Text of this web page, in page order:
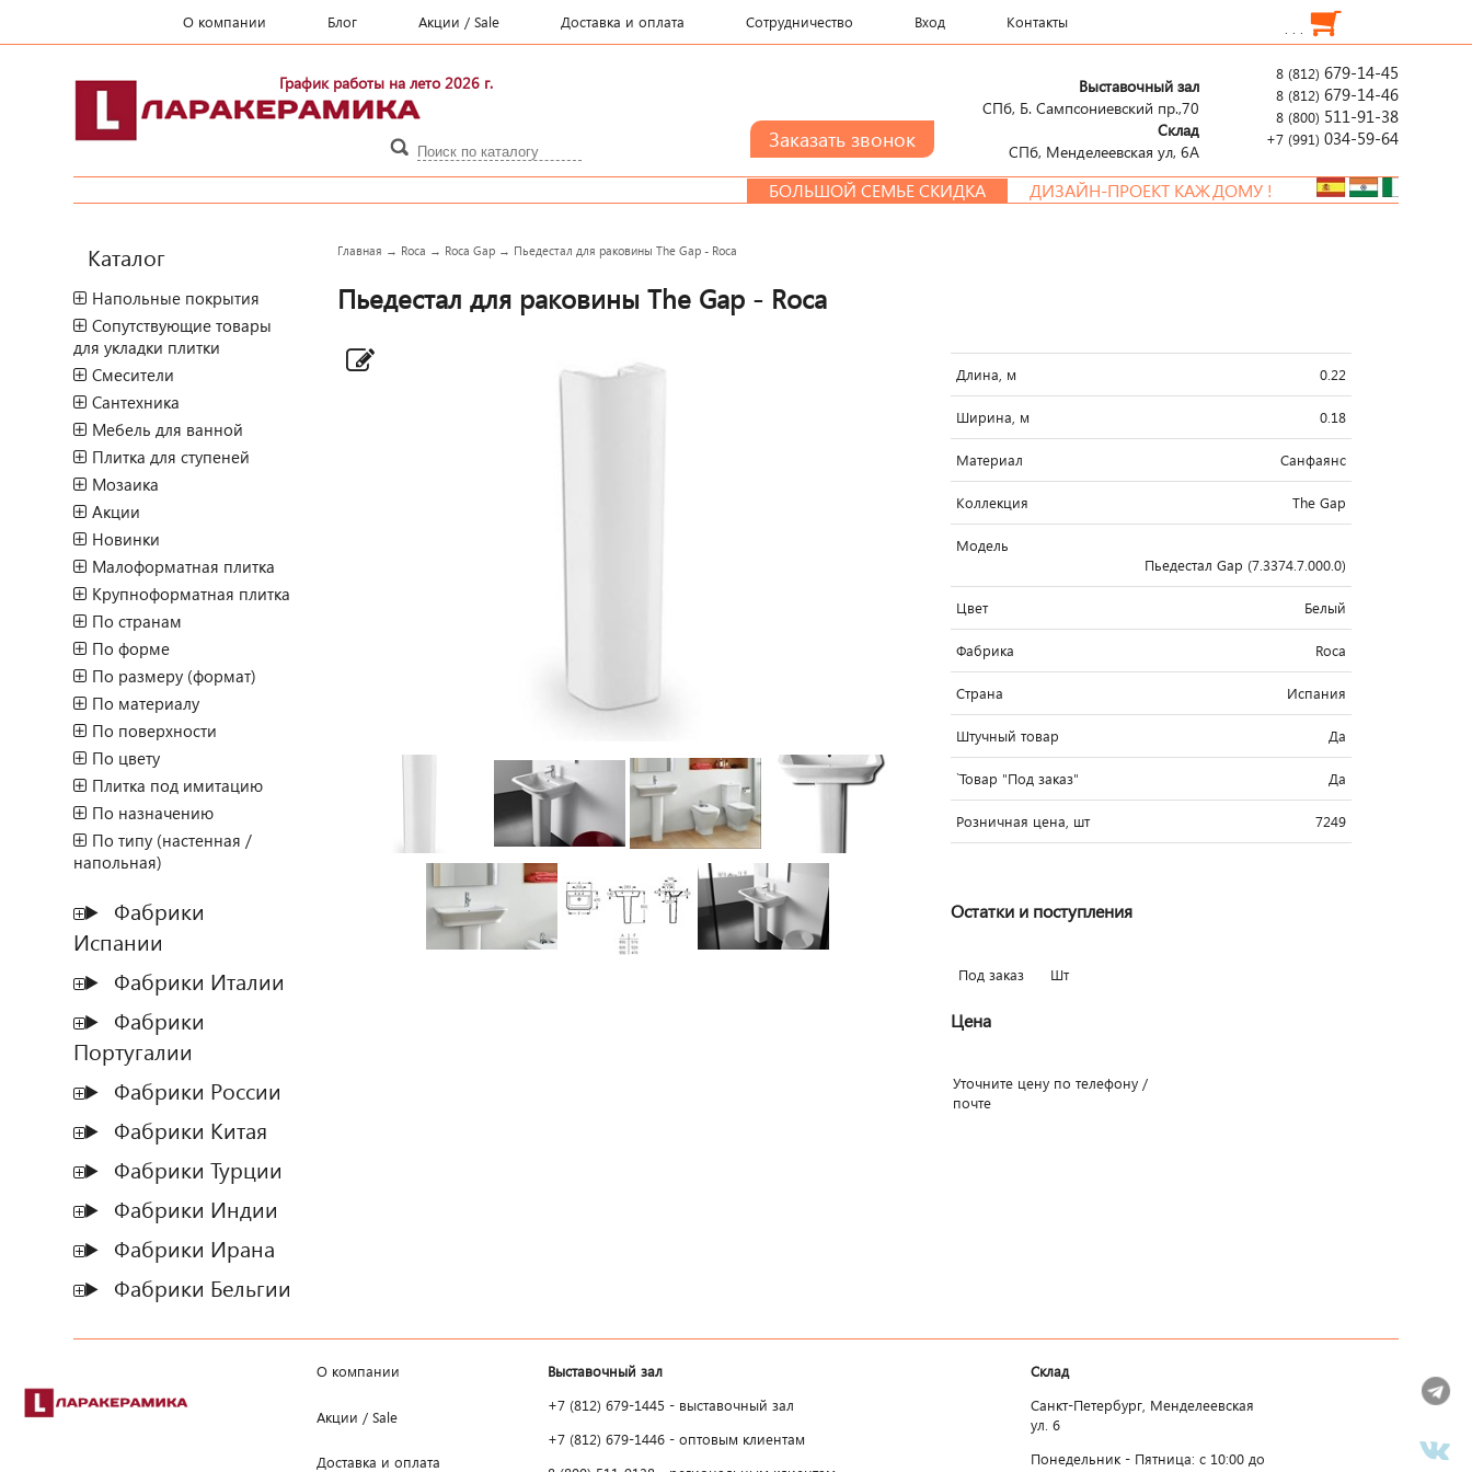
О компании Блог Акции / Sale Доставка и оплата Сотрудничество Вход Контакты . . .
График работы на лето 2026 г. 8 (812) 679-14-45
8 (812) 679-14-46
8 (800) 511-91-38
+7 (991) 034-59-64
Выставочный зал
СПб, Б. Сампсониевский пр.,70
Склад
СПб, Менделеевcкая ул, 6А
БОЛЬШОЙ СЕМЬЕ СКИДКА ДИЗАЙН-ПРОЕКТ КАЖДОМУ !
Каталог
Напольные покрытия
Сопутствующие товары
для укладки плитки
Смесители
Сантехника
Мебель для ванной
Плитка для ступеней
Мозаика
Акции
Новинки
Малоформатная плитка
Крупноформатная плитка
По странам
По форме
По размеру (формат)
По материалу
По поверхности
По цвету
Плитка под имитацию
По назначению
По типу (настенная /
напольная)
Фабрики
Испании
Фабрики Италии
Фабрики
Португалии
Фабрики России
Фабрики Китая
Фабрики Турции
Фабрики Индии
Фабрики Ирана
Фабрики Бельгии
Главная → Roca → Roca Gap → Пьедестал для раковины The Gap - Roca
Пьедестал для раковины The Gap - Roca
Длина, м 0.22
Ширина, м 0.18
Материал Санфаянс
Коллекция The Gap
Модель
Пьедестал Gap (7.3374.7.000.0)
Цвет Белый
Фабрика Roca
Страна Испания
Штучный товар Да
`Товар "Под заказ" Да
Розничная цена, шт 7249
Остатки и поступления
Под заказ Шт
Цена
Уточните цену по телефону /
почте
О компании
Акции / Sale
Доставка и оплата
Выставочный зал
+7 (812) 679-1445 - выставочный зал
+7 (812) 679-1446 - оптовым клиентам
Склад
Санкт-Петербург, Менделеевская
ул. 6
Понедельник - Пятница: c 10:00 до